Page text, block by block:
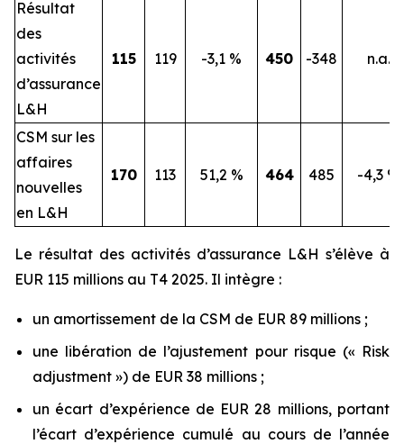
Résultat
des
activités
d’assurance
L&H
115 119 -3,1 % 450 -348 n.a.
CSM sur les
affaires
nouvelles
en L&H
170 113 51,2 % 464 485 -4,3 %
Le résultat des activités d’assurance L&H s’élève à
EUR 115 millions au T4 2025. Il intègre :
un amortissement de la CSM de EUR 89 millions ;
une libération de l’ajustement pour risque (« Risk
adjustment ») de EUR 38 millions ;
un écart d’expérience de EUR 28 millions, portant
l’écart d’expérience cumulé au cours de l’année